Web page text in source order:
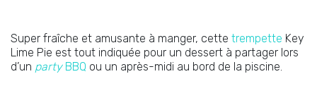
Super fraîche et amusante à manger, cette trempette Key
Lime Pie est tout indiquée pour un dessert à partager lors
d’un partyBBQ ou un après-midi au bord de la piscine.